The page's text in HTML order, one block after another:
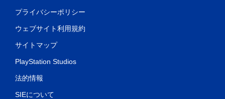
プライバシーポリシー
ウェブサイト利用規約
サイトマップ
PlayStation Studios
法的情報
SIEについて